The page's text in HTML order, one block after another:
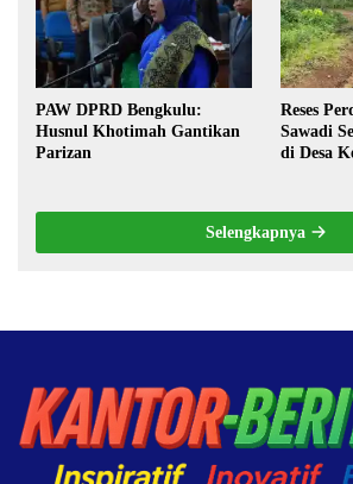
PAW DPRD Bengkulu:
Husnul Khotimah Gantikan
Parizan
Reses
Sawadi
di Desa
Selengkapnya